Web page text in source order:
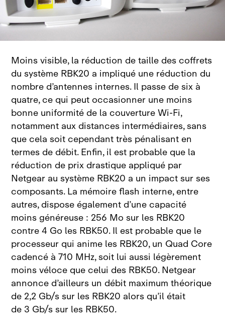
Moins visible, la réduction de taille des coffrets
du système RBK20 a impliqué une réduction du
nombre d’antennes internes. Il passe de six à
quatre, ce qui peut occasionner une moins
bonne uniformité de la couverture Wi‑Fi,
notamment aux distances intermédiaires, sans
que cela soit cependant très pénalisant en
termes de débit. Enfin, il est probable que la
réduction de prix drastique appliqué par
Netgear au système RBK20 a un impact sur ses
composants. La mémoire flash interne, entre
autres, dispose également d’une capacité
moins généreuse : 256 Mo sur les RBK20
contre 4 Go les RBK50. Il est probable que le
processeur qui anime les RBK20, un Quad Core
cadencé à 710 MHz, soit lui aussi légèrement
moins véloce que celui des RBK50. Netgear
annonce d’ailleurs un débit maximum théorique
de2,2 Gb/s sur les RBK20 alors qu’il était
de 3 Gb/s sur les RBK50.